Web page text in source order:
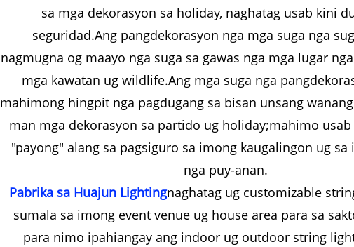
sa mga dekorasyon sa holiday, naghatag usab kini
seguridad.Ang pangdekorasyon nga mga suga nga
nagmugna og maayo nga suga sa gawas nga mga lugar
mga kawatan ug wildlife.Ang mga suga nga
mahimong hingpit nga pagdugang sa bisan unsang
man mga dekorasyon sa partido ug holiday;mahimo usab
"payong" alang sa pagsiguro sa imong kaugalingon ug
nga puy-anan.
Pabrika sa Huajun Lightingnaghatag ug customizable
sumala sa imong event venue ug house area para sa
para nimo ipahiangay ang indoor ug outdoor string